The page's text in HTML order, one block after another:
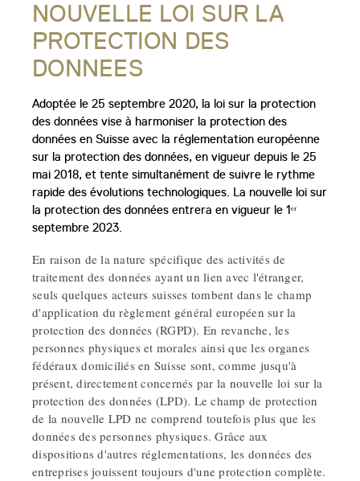
NOUVELLE LOI SUR LA
PROTECTION DES
DONNEES
Adoptée le 25 septembre 2020, la loi sur la protection
des données vise à harmoniser la protection des
données en Suisse avec la réglementation européenne
sur la protection des données, en vigueur depuis le 25
mai 2018, et tente simultanément de suivre le rythme
rapide des évolutions technologiques. La nouvelle loi sur
la protection des données entrera en vigueur le 1ᵉʳ
septembre 2023.
En raison de la nature spécifique des activités de
traitement des données ayant un lien avec l'étranger,
seuls quelques acteurs suisses tombent dans le champ
d'application du règlement général européen sur la
protection des données (RGPD). En revanche, les
personnes physiques et morales ainsi que les organes
fédéraux domiciliés en Suisse sont, comme jusqu'à
présent, directement concernés par la nouvelle loi sur la
protection des données (LPD). Le champ de protection
de la nouvelle LPD ne comprend toutefois plus que les
données des personnes physiques. Grâce aux
dispositions d'autres réglementations, les données des
entreprises jouissent toujours d'une protection complète.